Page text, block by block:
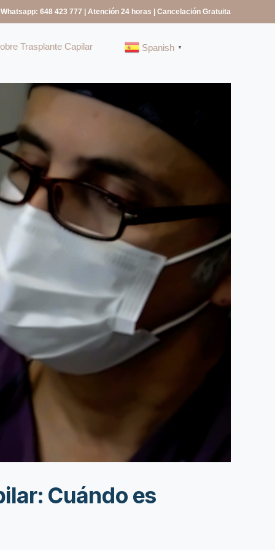
648 423 777 | Atención 24 horas | Cancelación Gratuita
Trasplante Capilar Spanish ▼
Cuándo es